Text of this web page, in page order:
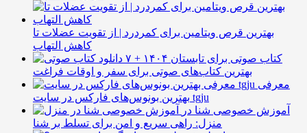
بهترین قرص ویتامین برای کمردرد | از تقویت عضلات تا
کاهش التهاب
۷ کتاب صوتی برای تابستان ۱۴۰۴ +
بهترین کتاب‌های صوتی برای سفر و اوقات فراغت
معرفی
بهترین بونوس‌های فارکس در سایت tgju
آموزش خصوصی شنا در
منزل: راهی سریع و امن برای تسلط بر شنا